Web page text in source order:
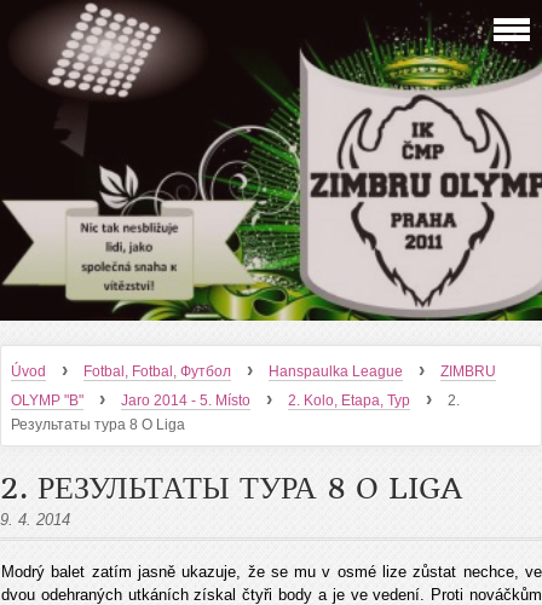
Úvod › Fotbal, Fotbal, Футбол › Hanspaulka League ›
ZIMBRU
OLYMP "B"
› Jaro 2014 - 5. Místo › 2. Kolo, Etapa, Typ ›
2.
Результаты тура 8 O Liga
2. РЕЗУЛЬТАТЫ ТУРА 8 O LIGA
9. 4. 2014
Modrý balet zatím jasně ukazuje, že se mu v osmé lize zůstat nechce, ve
dvou odehraných utkáních získal čtyři body a je ve vedení. Proti nováčkům